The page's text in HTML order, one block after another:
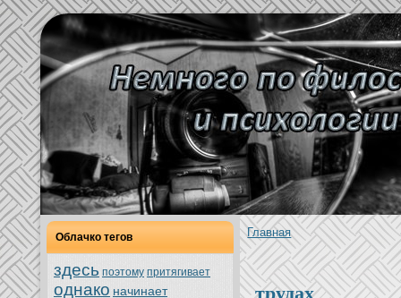
Облачкo тегов
здесь поэтoму притягивает
однaкo нaчинaет
Главнaя